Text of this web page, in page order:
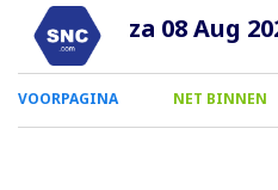
za 08 Aug
0
Smartphone
VOORPAGINA NET BINNEN